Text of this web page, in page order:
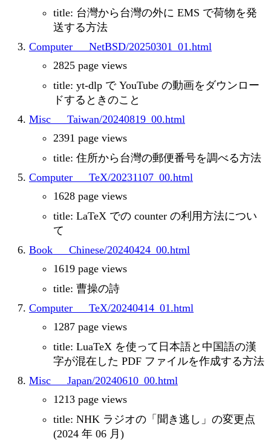
title: 台灣から台灣の外に EMS で荷物を発
送する方法
Computer___NetBSD/20250301_01.html
2825 page views
title: yt-dlp で YouTube の動画をダウンロー
ドするときのこと
Misc___Taiwan/20240819_00.html
2391 page views
title: 住所から台灣の郵便番号を調べる方法
Computer___TeX/20231107_00.html
1628 page views
title: LaTeX での counter の利用方法につい
て
Book___Chinese/20240424_00.html
1619 page views
title: 曹操の詩
Computer___TeX/20240414_01.html
1287 page views
title: LuaTeX を使って日本語と中国語の漢
字が混在した PDF ファイルを作成する方法
Misc___Japan/20240610_00.html
1213 page views
title: NHK ラジオの「聞き逃し」の変更点
(2024 年 06 月)